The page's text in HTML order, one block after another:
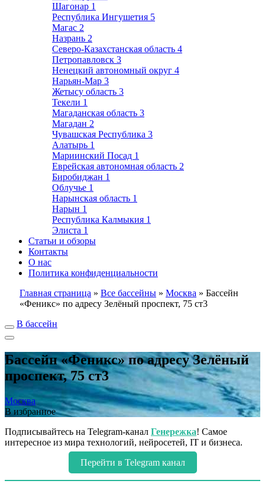
Шагонар 1
Республика Ингушетия 5
Магас 2
Назрань 2
Северо-Казахстанская область 4
Петропавловск 3
Ненецкий автономный округ 4
Нарьян-Мар 3
Жетысу область 3
Текели 1
Магаданская область 3
Магадан 2
Чувашская Республика 3
Алатырь 1
Мариинский Посад 1
Еврейская автономная область 2
Биробиджан 1
Облучье 1
Нарынская область 1
Нарын 1
Республика Калмыкия 1
Элиста 1
Статьи и обзоры
Контакты
О нас
Политика конфиденциальности
Главная страница » Все бассейны » Москва » Бассейн
«Феникс» по адресу Зелёный проспект, 75 ст3
В бассейн
Бассейн «Феникс» по адресу Зелёный
проспект, 75 ст3
Москва
В избранное
Подписывайтесь на Telegram-канал Генережка! Самое
интересное из мира технологий, нейросетей, IT и бизнеса.
Перейти в Telegram канал